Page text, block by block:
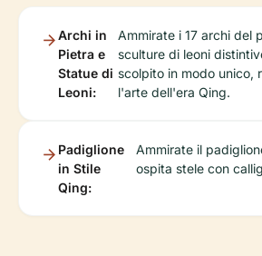
Archi in
Pietra e
Statue di
Leoni:
Ammirate i 17 archi del
sculture di leoni
scolpito in modo unico,
l'arte dell'era Qing.
Padiglione
in Stile
Qing:
Ammirate il
ospita stele con